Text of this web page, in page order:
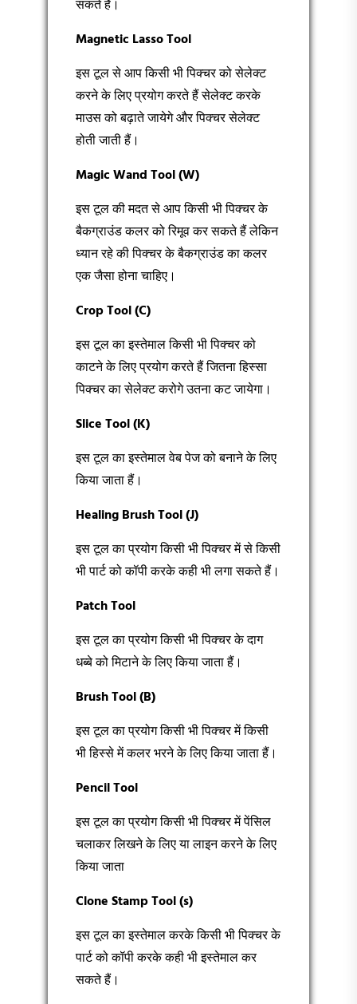
सकते हैं।
Magnetic Lasso Tool
इस टूल से आप किसी भी पिक्चर को सेलेक्ट
करने के लिए प्रयोग करते हैं सेलेक्ट करके
माउस को बढ़ाते जायेगे और पिक्चर सेलेक्ट
होती जाती हैं।
Magic Wand Tool (W)
इस टूल की मदत से आप किसी भी पिक्चर के
बैकग्राउंड कलर को रिमूव कर सकते हैं लेकिन
ध्यान रहे की पिक्चर के बैकग्राउंड का कलर
एक जैसा होना चाहिए।
Crop Tool (C)
इस टूल का इस्तेमाल किसी भी पिक्चर को
काटने के लिए प्रयोग करते हैं जितना हिस्सा
पिक्चर का सेलेक्ट करोगे उतना कट जायेगा।
Slice Tool (K)
इस टूल का इस्तेमाल वेब पेज को बनाने के लिए
किया जाता हैं।
Healing Brush Tool (J)
इस टूल का प्रयोग किसी भी पिक्चर में से किसी
भी पार्ट को कॉपी करके कही भी लगा सकते हैं।
Patch Tool
इस टूल का प्रयोग किसी भी पिक्चर के दाग
धब्बे को मिटाने के लिए किया जाता हैं।
Brush Tool (B)
इस टूल का प्रयोग किसी भी पिक्चर में किसी
भी हिस्से में कलर भरने के लिए किया जाता हैं।
Pencil Tool
इस टूल का प्रयोग किसी भी पिक्चर में पेंसिल
चलाकर लिखने के लिए या लाइन करने के लिए
किया जाता
Clone Stamp Tool (s)
इस टूल का इस्तेमाल करके किसी भी पिक्चर के
पार्ट को कॉपी करके कही भी इस्तेमाल कर
सकते हैं।